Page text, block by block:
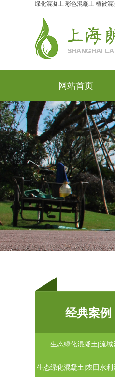
绿化混凝土 彩色混凝土 植被混
网站首页
经典案例
生态绿化混凝土|流域
生态绿化混凝土|农田水利